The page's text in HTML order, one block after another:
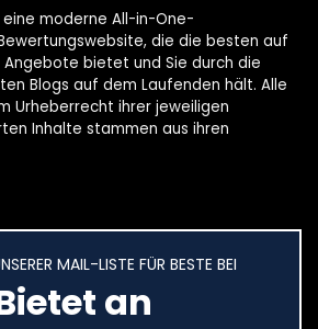
moderne All-in-One-
die die besten auf
bietet und Sie durch die
Blogs auf dem Laufenden hält. Alle
Urheberrecht ihrer jeweiligen
Inhalte stammen aus ihren
MAIL-LISTE FÜR BESTE BEI
an